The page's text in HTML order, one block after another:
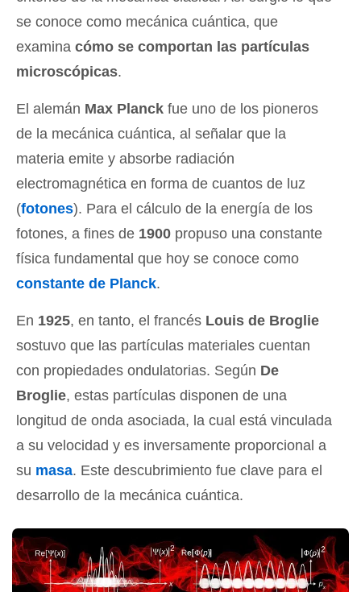
se conoce como mecánica cuántica, que
examina cómo se comportan las partículas
microscópicas.
El alemán Max Planck fue uno de los pioneros
de la mecánica cuántica, al señalar que la
materia emite y absorbe radiación
electromagnética en forma de cuantos de luz
(fotones). Para el cálculo de la energía de los
fotones, a fines de 1900 propuso una constante
física fundamental que hoy se conoce como
constante de Planck.
En 1925, en tanto, el francés Louis de Broglie
sostuvo que las partículas materiales cuentan
con propiedades ondulatorias. Según De
Broglie, estas partículas disponen de una
longitud de onda asociada, la cual está vinculada
a su velocidad y es inversamente proporcional a
su masa. Este descubrimiento fue clave para el
desarrollo de la mecánica cuántica.